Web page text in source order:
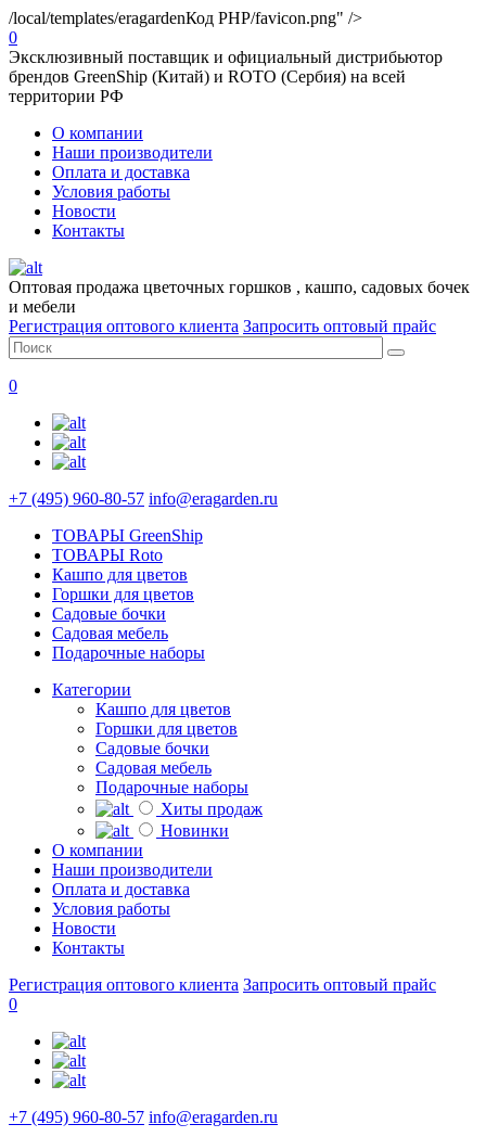
/local/templates/eragardenКод PHP/favicon.png" />
0
Эксклюзивный поставщик и официальный дистрибьютор
брендов GreenShip (Китай) и ROTO (Сербия) на всей
территории РФ
О компании
Наши производители
Оплата и доставка
Условия работы
Новости
Контакты
Оптовая продажа цветочных горшков , кашпо, садовых бочек
и мебели
Регистрация оптового клиента Запросить оптовый прайс
0
+7 (495) 960-80-57 info@eragarden.ru
ТОВАРЫ GreenShip
ТОВАРЫ Roto
Кашпо для цветов
Горшки для цветов
Садовые бочки
Садовая мебель
Подарочные наборы
Категории
Кашпо для цветов
Горшки для цветов
Садовые бочки
Садовая мебель
Подарочные наборы
Хиты продаж
Новинки
О компании
Наши производители
Оплата и доставка
Условия работы
Новости
Контакты
Регистрация оптового клиента Запросить оптовый прайс
0
+7 (495) 960-80-57 info@eragarden.ru